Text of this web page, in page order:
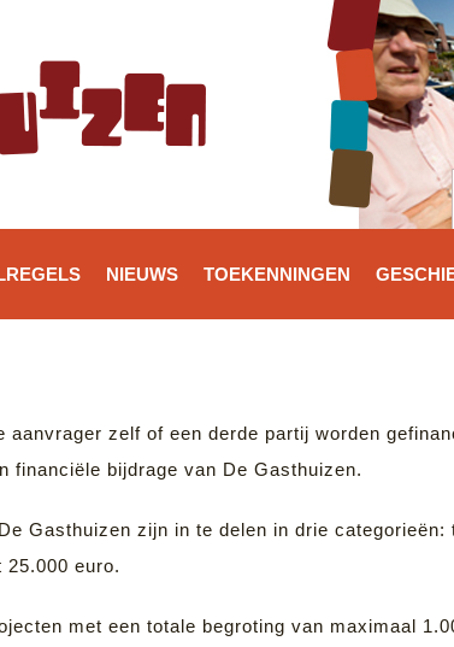
NIEUWS TOEKENNINGEN
aanvrager zelf of een derde partij worden
financiële bijdrage van De Gasthuizen.
Gasthuizen zijn in te delen in drie categorieën:
25.000 euro.
met een totale begroting van maximaal